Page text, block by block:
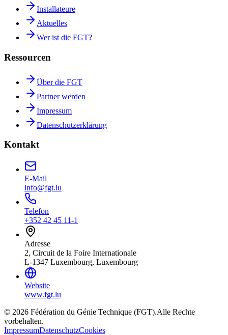
Installateure
Aktuelles
Wer ist die FGT?
Ressourcen
Über die FGT
Partner werden
Impressum
Datenschutzerklärung
Kontakt
E-Mail
info@fgt.lu
Telefon
+352 42 45 11-1
Adresse
2, Circuit de la Foire Internationale
L-1347 Luxembourg, Luxembourg
Website
www.fgt.lu
© 2026 Fédération du Génie Technique (FGT).Alle Rechte
vorbehalten.
ImpressumDatenschutzCookies